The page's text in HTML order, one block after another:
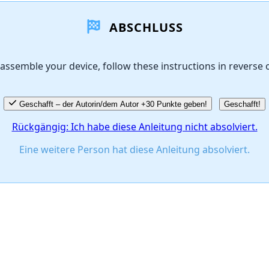
ABSCHLUSS
your device, follow these instructions in reverse
Geschafft – der Autorin/dem Autor +30 Punkte geben! Geschafft!
Rückgängig: Ich habe diese Anleitung nicht absolviert.
Eine weitere Person hat diese Anleitung absolviert.